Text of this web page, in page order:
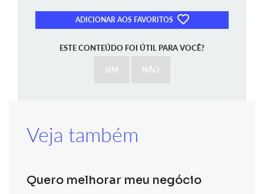
ADICIONAR AOS FAVORITOS
ESTE CONTEÚDO FOI ÚTIL PARA VOCÊ?
SIM NÃO
Veja também
Quero melhorar meu negócio